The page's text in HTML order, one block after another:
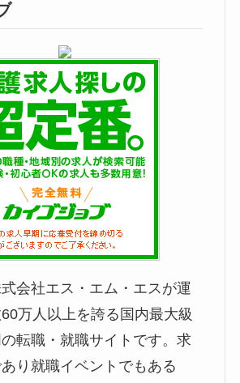
会社エス・エム・エスが運
万人以上を誇る国内最大級
転職・就職サイトです。求
り就職イベントでもある